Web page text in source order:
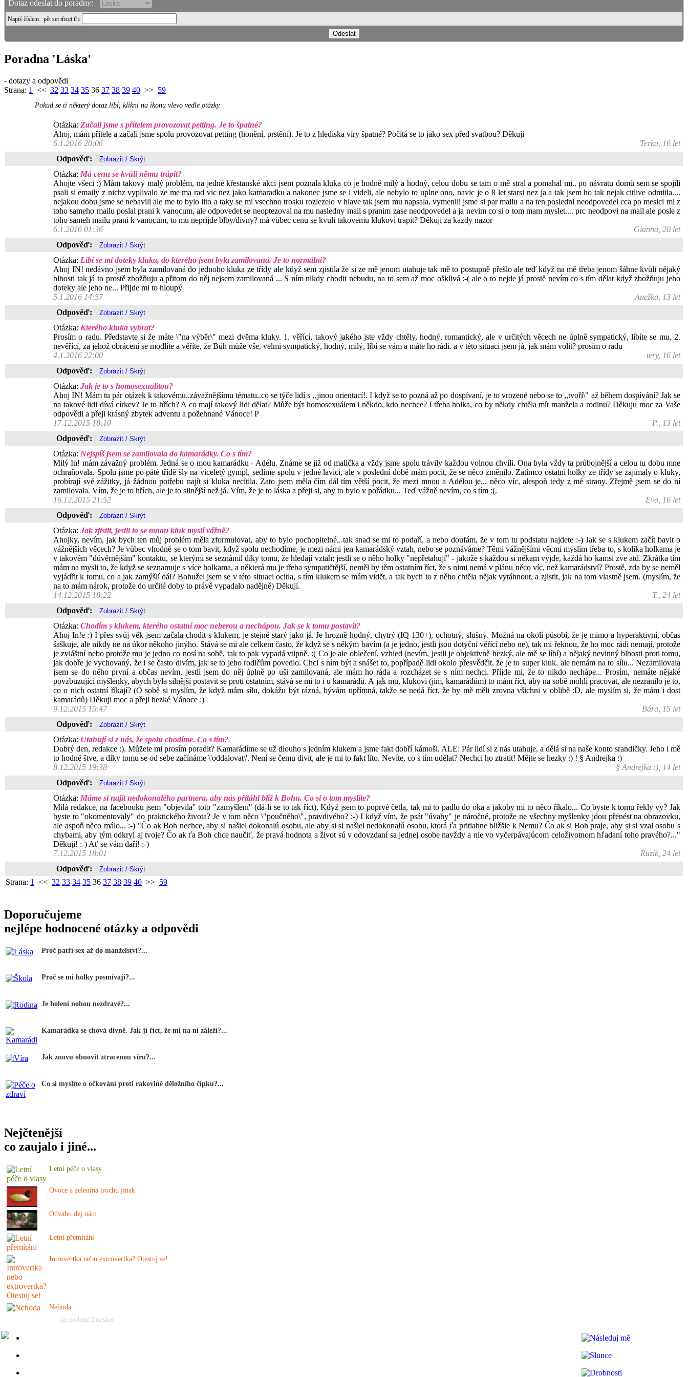
Dotaz odeslat do poradny:
Napiš číslem pět set třicet tři:
Poradna 'Láska'
- dotazy a odpovědi
Strana: 1 << 32 33 34 35 36 37 38 39 40 >> 59
Pokud se ti některý dotaz líbí, klikni na ikonu vlevo vedle otázky.
Otázka: Začali jsme s přítelem provozovat petting. Je to špatné?
Ahoj, mám přítele a začali jsme spolu provozovat petting (honění, prstění). Je to z hlediska víry špatné? Počítá se to jako sex před svatbou? Děkuji
6.1.2016 20:06
Terka, 16 let
Odpověď:
Otázka: Má cenu se kvůli němu trápit?
Ahojte všeci :) Mám takový malý problém, na jedné křestanské akci jsem poznala kluka co je hodně milý a hodný, celou dobu se tam o mě stral a pomahal mi.. po návratu domů sem se spojili
psali si emaily z nichz vyplivalo ze me ma rad vic nez jako kamaradku a nakonec jsme se i videli, ale nebylo to uplne ono, navic je o 8 let starsi nez ja a tak jsem ho tak nejak citlive odmitla....
nejakou dobu jsme se nebavili ale me to bylo lito a taky se mi vsechno trosku rozlezelo v hlave tak jsem mu napsala, vymenili jsme si par mailu a na ten posledni neodpovedel cca po mesici mi z
toho sameho mailu poslal prani k vanocum, ale odpovedet se neoptezoval na mu nasledny mail s pranim zase neodpovedel a ja nevim co si o tom mam myslet.... prc neodpovi na mail ale posle z
toho sameh mailu prani k vanocum, to mu neprijde blby/divny? má vůbec cenu se kvuli takovemu klukovi trapit? Děkuji za kazdy nazor
6.1.2016 01:36
Gianna, 20 let
Odpověď:
Otázka: Líbí se mi doteky kluka, do kterého jsem byla zamilovaná. Je to normální?
Ahoj IN! nedávno jsem byla zamilovaná do jednoho kluka ze třídy ale když sem zjistila že si ze mě jenom utahuje tak mě to postupně přešlo ale teď když na mě třeba jenom šáhne kvůli nějaký
blbosti tak já to prostě zbožňuju a přitom do něj nejsem zamilovaná ... S ním nikdy chodit nebudu, na to sem až moc ošklivá :-( ale o to nejde já prostě nevím co s tím dělat když zbožňuju jeho
doteky ale jeho ne... Přijde mi to hloupý
5.1.2016 14:57
Anežka, 13 let
Odpověď:
Otázka: Kterého kluka vybrat?
Prosím o radu. Představte si že máte \"na výběr\" mezi dvěma kluky. 1. věřící, takový jakého jste vždy chtěly, hodný, romantický, ale v určitých věcech ne úplně sympatický, líbíte se mu, 2.
nevěřící, za jehož obrácení se modlíte a věříte, že Bůh může vše, velmi sympatický, hodný, milý, líbí se vám a máte ho rádi. a v této situaci jsem já, jak mám volit? prosím o radu
4.1.2016 22:00
tery, 16 let
Odpověď:
Otázka: Jak je to s homosexualitou?
Ahoj IN! Mám tu pár otázek k takovému..závažnějšímu tématu..co se týče lidí s ,,jinou orientací!. I když se to pozná až po dospívaní, je to vrozené nebo se to ,,tvoří\" až během dospívání? Jak se
na takové lidi dívá církev? Je to hřích? A co mají takový lidi dělat? Může být homosexuálem i někdo, kdo nechce? I třeba holka, co by někdy chtěla mít manžela a rodinu? Děkuju moc za Vaše
odpovědi a přeji krásný zbytek adventu a požehnané Vánoce! P
17.12.2015 18:10
P., 13 let
Odpověď:
Otázka: Nejspíš jsem se zamilovala do kamarádky. Co s tím?
Milý In! mám závažný problém. Jedná se o mou kamarádku - Adélu. Známe se již od malička a vždy jsme spolu trávily každou volnou chvíli. Ona byla vždy ta průbojnější a celou tu dobu mne
ochraňovala. Spolu jsme po páté třídě šly na víceletý gympl, sedíme spolu v jedné lavici, ale v poslední době mám pocit, že se něco změnilo. Zatímco ostatní holky ze třídy se zajímaly o kluky,
probírají své zážitky, já žádnou potřebu najít si kluka necítila. Zato jsem měla čím dál tím větší pocit, že mezi mnou a Adélou je... něco víc, alespoň tedy z mé strany. Zřejmě jsem se do ní
zamilovala. Vím, že je to hřích, ale je to silnější než já. Vím, že je to láska a přeji si, aby to bylo v pořádku... Teď vážně nevím, co s tím :(.
16.12.2015 21:52
Eva, 16 let
Odpověď:
Otázka: Jak zjistit, jestli to se mnou kluk myslí vážně?
Ahojky, nevím, jak bych ten můj problém měla zformulovat, aby to bylo pochopitelné...tak snad se mi to podaří, a nebo doufám, že v tom tu podstatu najdete :-) Jak se s klukem začít bavit o
vážnějších věcech? Je vůbec vhodné se o tom bavit, když spolu nechodíme, je mezi námi jen kamarádský vztah, nebo se poznáváme? Těmi vážnějšími věcmi myslím třeba to, s kolika holkama je
v takovém "důvěrnějším" kontaktu, se kterými se seznámil díky tomu, že hledají vztah; jestli se o něho holky "nepřetahují" - jakože s každou si někam vyjde, každá ho kamsi zve atd. Zkrátka tím
mám na mysli to, že když se seznamuje s více holkama, a některá mu je třeba sympatičtější, neměl by těm ostatním říct, že s nimi nemá v plánu něco víc, než kamarádství? Prostě, zda by se neměl
vyjádřit k tomu, co a jak zamýšlí dál? Bohužel jsem se v této situaci ocitla, s tím klukem se mám vidět, a tak bych to z něho chtěla nějak vytáhnout, a zjistit, jak na tom vlastně jsem. (myslím, že
na to mám nárok, protože do určité doby to právě vypadalo nadějně) Děkuji.
14.12.2015 18:22
T., 24 let
Odpověď:
Otázka: Chodím s klukem, kterého ostatní moc neberou a nechápou. Jak se k tomu postavit?
Ahoj In!e :) I přes svůj věk jsem začala chodit s klukem, je stejně starý jako já. Je hrozně hodný, chytrý (IQ 130+), ochotný, slušný. Možná na okolí působí, že je mimo a hyperaktivní, občas
šaškuje, ale nikdy ne na úkor někoho jinýho. Stává se mi ale celkem často, že když se s někým bavím (a je jedno, jestli jsou dotyční věřící nebo ne), tak mi řeknou, že ho moc rádi nemají, protože
je zvláštní nebo protože mu je jedno co nosí na sobě, tak to pak vypadá vtipně. :( Co je ale oblečení, vzhled (nevím, jestli je objektivně hezký, ale mě se líbí) a nějaký nevinný blbosti proti tomu,
jak dobře je vychovaný, že i se často divím, jak se to jeho rodičům povedlo. Chci s ním být a snášet to, popřípadě lidi okolo přesvědčit, že je to super kluk, ale nemám na to sílu... Nezamilovala
jsem se do něho první a občas nevím, jestli jsem do něj úplně po uši zamilovaná, ale mám ho ráda a rozcházet se s ním nechci. Příjde mi, že to nikdo nechápe... Prosím, nemáte nějaké
povzbuzující myšlenky, abych byla silnější postavit se proti ostatním, stává se mi to i u kamarádů. A jak mu, klukovi (jim, kamarádům) to mám říct, aby na sobě mohli pracovat, ale nezranilo je to,
co o nich ostatní říkají? (O sobě si myslím, že když mám sílu, dokážu být rázná, bývám upřímná, takže se nedá říct, že by mě měli zrovna všichni v oblibě :D, ale myslím si, že mám i dost
kamarádů) Děkuji moc a přeji hezké Vánoce :)
9.12.2015 15:47
Bára, 15 let
Odpověď:
Otázka: Utahují si z nás, že spolu chodíme. Co s tím?
Dobrý den, redakce :). Můžete mi prosím poradit? Kamarádíme se už dlouho s jedním klukem a jsme fakt dobří kámoši. ALE: Pár lidí si z nás utahuje, a dělá si na naše konto srandičky. Jeho i mě
to hodně štve, a díky tomu se od sebe začínáme \'oddalovat\'. Není se čemu divit, ale je mi to fakt líto. Nevíte, co s tím udělat? Nechci ho ztratit! Mějte se hezky :) ! § Andrejka :)
8.12.2015 19:38
§ Andrejka :), 14 let
Odpověď:
Otázka: Máme si najít nedokonalého partnera, aby nás přitáhl blíž k Bohu. Co si o tom myslíte?
Milá redakce, na facebooku jsem "objevila" toto "zamyšlení" (dá-li se to tak říct). Když jsem to poprvé četla, tak mi to padlo do oka a jakoby mi to něco říkalo... Co byste k tomu řekly vy? Jak
byste to "okomentovaly" do praktického života? Je v tom něco \"poučného\", pravdivého? :-) I když vím, že psát "úvahy" je náročné, protože ne všechny myšlenky jdou přenést na obrazovku,
ale aspoň něco málo... :-) "Čo ak Boh nechce, aby si našiel dokonalú osobu, ale aby si si našiel nedokonalú osobu, ktorá ťa pritiahne bližšie k Nemu? Čo ak si Boh praje, aby si si vzal osobu s
chybami, aby tým odkryl aj tvoje? Čo ak ťa Boh chce naučiť, že pravá hodnota a život sú v odovzdaní sa jednej osobe navždy a nie vo vyčerpávajúcom celoživotnom hľadaní toho pravého?..."
Děkuji! :-) Ať se vám daří! :-)
7.12.2015 18:01
Ruzik, 24 let
Odpověď:
Strana: 1 << 32 33 34 35 36 37 38 39 40 >> 59
Doporučujeme
nejlépe hodnocené otázky a odpovědi
Proč patří sex až do manželství?...
Proč se mi holky posmívají?...
Je holení nohou nezdravé?...
Kamarádka se chová divně. Jak jí říct, že mi na ní záleží?...
Jak znovu obnovit ztracenou víru?...
Co si myslíte o očkování proti rakovině děložního čípku?...
Nejčtenější
co zaujalo i jiné...
Letní péče o vlasy
Ovoce a zelenina trochu jinak
Odvahu dej nám
Letní přemítání
Introvertka nebo extrovertka? Otestuj se!
Nehoda
(za poslední 2 měsíce)